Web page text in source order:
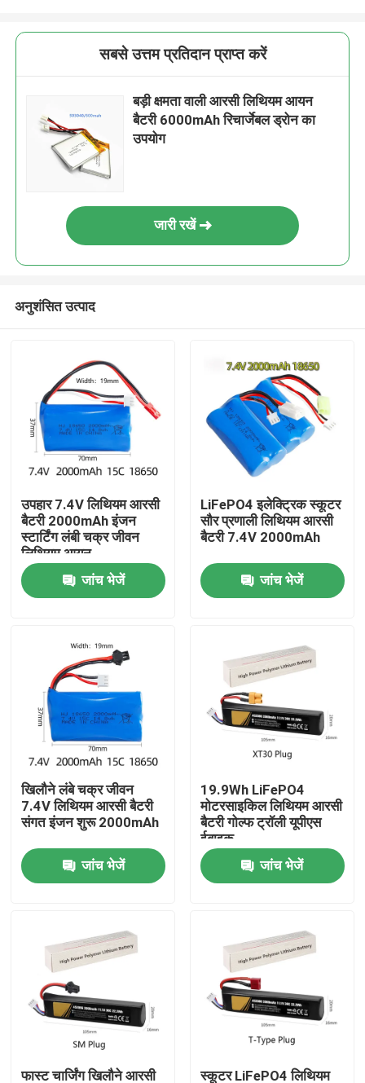
वीडियो
हमारे बारे में
कारखाना भ्रमण
गुणवत्ता नियंत्रण
एक उद्धरण का अनुरोध करें
लिथियम आयन बैटरी सेल
लिथियम आयरन फॉस्फेट बैटरी सेल
सबसे उत्तम प्रतिदान प्राप्त करें
बड़ी क्षमता वाली आरसी लिथियम आयन
बैटरी 6000mAh रिचार्जेबल ड्रोन का
उपयोग
जारी रखें
अनुशंसित उत्पाद
उपहार 7.4V लिथियम आरसी
बैटरी 2000mAh इंजन
स्टार्टिंग लंबी चक्र जीवन
लिथियम आयन
जांच भेजें
LiFePO4 इलेक्ट्रिक स्कूटर
सौर प्रणाली लिथियम आरसी
बैटरी 7.4V 2000mAh
जांच भेजें
खिलौने लंबे चक्र जीवन
7.4V लिथियम आरसी बैटरी
संगत इंजन शुरू 2000mAh
जांच भेजें
19.9Wh LiFePO4
मोटरसाइकिल लिथियम आरसी
बैटरी गोल्फ ट्रॉली यूपीएस
ईबाइक
जांच भेजें
फास्ट चार्जिंग खिलौने आरसी स्कूटर LiFePO4 लिथियम